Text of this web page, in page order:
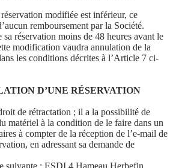
modifiée est inférieur, ce
remboursement par la Société.
réservation moins de 48 heures avant le
modification vaudra annulation de la
les conditions décrites à l’Article 7 ci-
D’UNE RÉSERVATION
de rétractation ; il a la possibilité de
matériel à la condition de le faire dans un
à compter de la réception de l’e-mail de
en adressant sa demande de
suivante : ESDI 4 Hameau Herbefin